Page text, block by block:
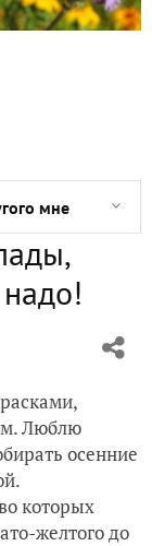
опыт
так, как люблю
мне не надо!
Люблю
осенние
которых
желтого до